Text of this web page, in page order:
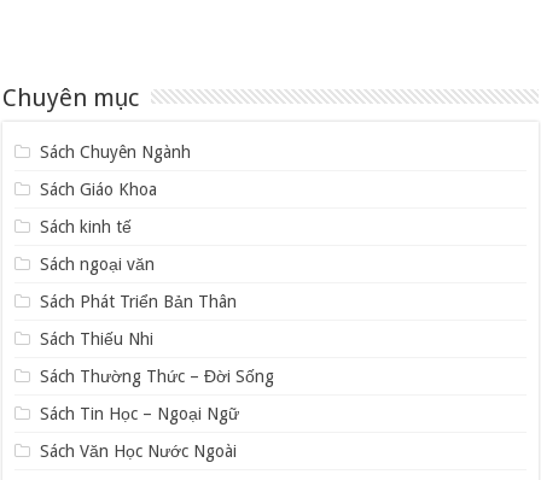
Chuyên mục
Sách Chuyên Ngành
Sách Giáo Khoa
Sách kinh tế
Sách ngoại văn
Sách Phát Triển Bản Thân
Sách Thiếu Nhi
Sách Thường Thức – Đời Sống
Sách Tin Học – Ngoại Ngữ
Sách Văn Học Nước Ngoài